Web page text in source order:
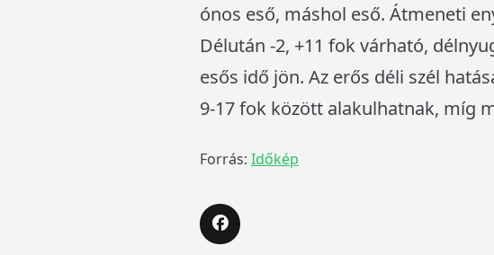
ónos eső, máshol eső. Átmeneti
Délután -2, +11 fok várható,
esős idő jön. Az erős déli szél
9-17 fok között alakulhatnak, míg
Forrás: Időkép